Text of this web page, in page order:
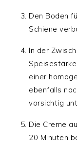
Den Boden
Schiene
In der
einer
ebenfalls
vorsichtig
Die Creme
20 Minuten